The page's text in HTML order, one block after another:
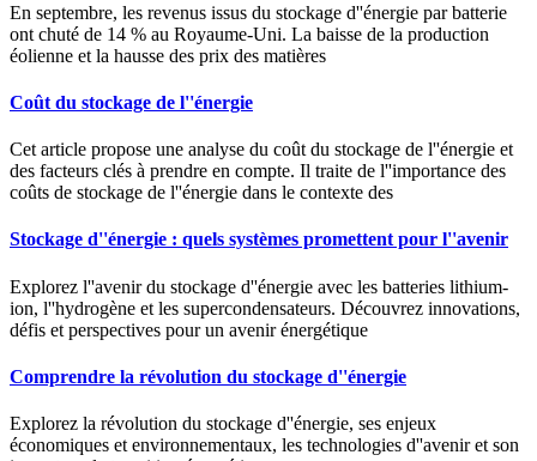
En septembre, les revenus issus du stockage d''énergie par batterie
ont chuté de 14 % au Royaume-Uni. La baisse de la production
éolienne et la hausse des prix des matières
Coût du stockage de l''énergie
Cet article propose une analyse du coût du stockage de l''énergie et
des facteurs clés à prendre en compte. Il traite de l''importance des
coûts de stockage de l''énergie dans le contexte des
Stockage d''énergie : quels systèmes promettent pour l''avenir
Explorez l''avenir du stockage d''énergie avec les batteries lithium-
ion, l''hydrogène et les supercondensateurs. Découvrez innovations,
défis et perspectives pour un avenir énergétique
Comprendre la révolution du stockage d''énergie
Explorez la révolution du stockage d''énergie, ses enjeux
économiques et environnementaux, les technologies d''avenir et son